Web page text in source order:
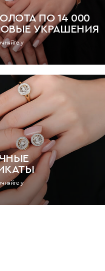
ПО 14 000
УКРАШЕНИЯ
у
у